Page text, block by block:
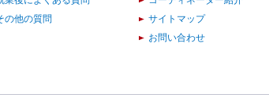
の他の質問
サイトマップ
お問い合わせ